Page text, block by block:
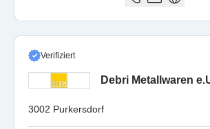
Verifiziert
Debri Metallwaren
3002 Purkersdorf